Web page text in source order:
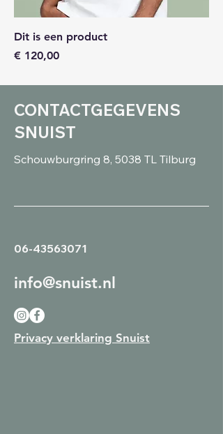
Dit is een product
Prijs
€ 120,00
CONTACTGEGEVENS
SNUIST
Schouwburgring 8, 5038 TL Tilburg
06-43563071
info@snuist.nl
Privacy verklaring Snuist